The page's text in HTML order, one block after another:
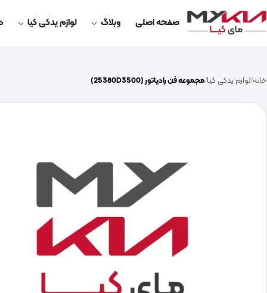
صفحه اصلی وبلاگ لوازم یدکی کیا
خانه لوازم یدکی کیا مجموعه فن رادیاتور (25380D3500)